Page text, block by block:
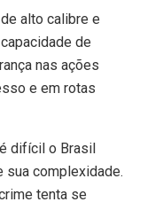
alto calibre e
de
nas ações
e em rotas
difícil o Brasil
sua complexidade.
tenta se